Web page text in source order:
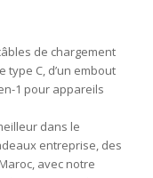
de chargement
type C, d’un embout
1 pour appareils
dans le
entreprise, des
avec notre